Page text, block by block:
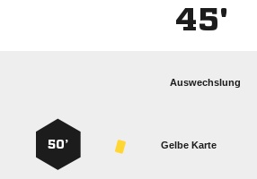
45'
Auswechslung
Gelbe Karte
50’